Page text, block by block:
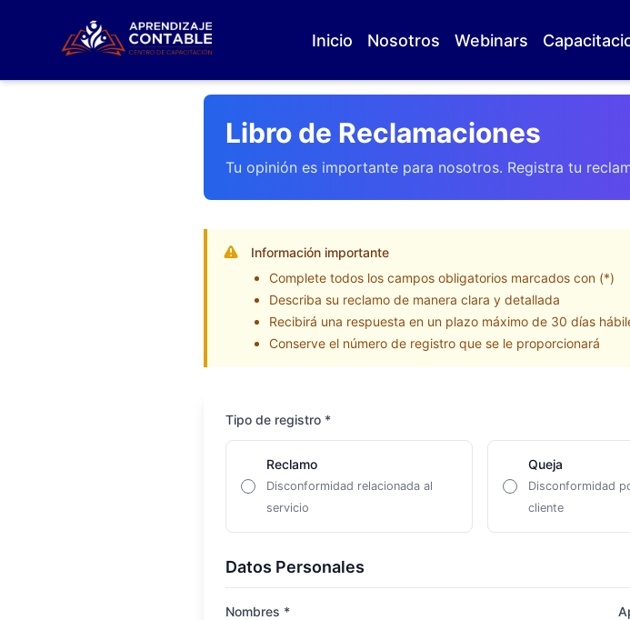
Inicio Nosotros Webinars
Libro de Reclamaciones
Tu opinión es importante para nosotros. Registra tu
Información importante
Complete todos los campos obligatorios marcados con (*)
Describa su reclamo de manera clara y detallada
Recibirá una respuesta en un plazo máximo de 30 días
Conserve el número de registro que se le proporcionará
Tipo de registro *
Reclamo
Disconformidad relacionada al
servicio
Queja
Disconformidad
cliente
Datos Personales
Nombres *